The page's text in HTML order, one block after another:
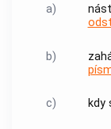
a)
b)
c) kdy